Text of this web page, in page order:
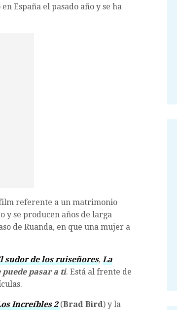
España el pasado año y se ha
referente a un matrimonio
y se producen años de larga
de Ruanda, en que una mujer a
sudor de los ruiseñores, La
puede pasar a ti. Está al frente de
Increíbles 2 (Brad Bird) y la